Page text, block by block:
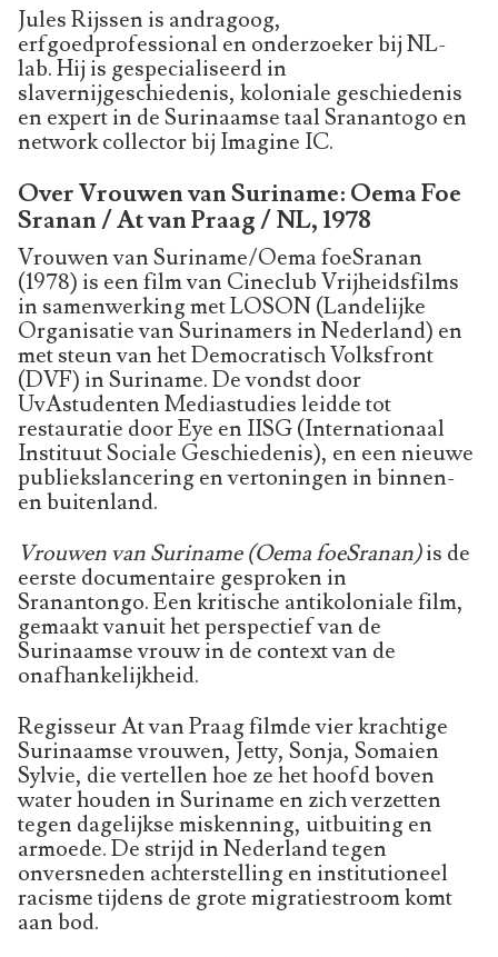
Jules Rijssen is andragoog,
erfgoedprofessional en onderzoeker bij NL-
lab. Hij is gespecialiseerd in
slavernijgeschiedenis, koloniale geschiedenis
en expert in de Surinaamse taal Sranantogo en
network collector bij Imagine IC.
Over Vrouwen van Suriname: Oema Foe
Sranan / At van Praag / NL, 1978
Vrouwen van Suriname/Oema foeSranan
(1978) is een film van Cineclub Vrijheidsfilms
in samenwerking met LOSON (Landelijke
Organisatie van Surinamers in Nederland) en
met steun van het Democratisch Volksfront
(DVF) in Suriname. De vondst door
UvAstudenten Mediastudies leidde tot
restauratie door Eye en IISG (Internationaal
Instituut Sociale Geschiedenis), en een nieuwe
publiekslancering en vertoningen in binnen-
en buitenland.
Vrouwen van Suriname (Oema foeSranan)is de
eerste documentaire gesproken in
Sranantongo. Een kritische antikoloniale film,
gemaakt vanuit het perspectief van de
Surinaamse vrouw in de context van de
onafhankelijkheid.
Regisseur At van Praag filmde vier krachtige
Surinaamse vrouwen, Jetty, Sonja, Somaien
Sylvie, die vertellen hoe ze het hoofd boven
water houden in Suriname en zich verzetten
tegen dagelijkse miskenning, uitbuiting en
armoede. De strijd in Nederland tegen
onversneden achterstelling en institutioneel
racisme tijdens de grote migratiestroom komt
aan bod.